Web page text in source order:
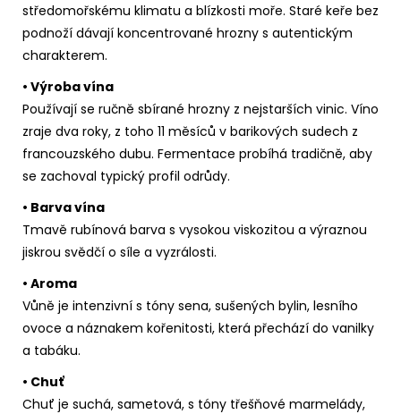
středomořskému klimatu a blízkosti moře. Staré keře bez
podnoží dávají koncentrované hrozny s autentickým
charakterem.
• Výroba vína
Používají se ručně sbírané hrozny z nejstarších vinic. Víno
zraje dva roky, z toho 11 měsíců v barikových sudech z
francouzského dubu. Fermentace probíhá tradičně, aby
se zachoval typický profil odrůdy.
• Barva vína
Tmavě rubínová barva s vysokou viskozitou a výraznou
jiskrou svědčí o síle a vyzrálosti.
• Aroma
Vůně je intenzivní s tóny sena, sušených bylin, lesního
ovoce a náznakem kořenitosti, která přechází do vanilky
a tabáku.
• Chuť
Chuť je suchá, sametová, s tóny třešňové marmelády,